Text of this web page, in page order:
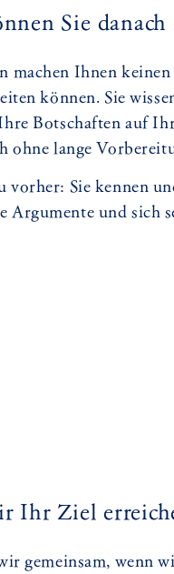
Sie danach
Ihnen keinen
können. Sie
Botschaften auf
ohne lange
vorher: Sie kennen
Argumente und sich
Ihr Ziel
gemeinsam, wenn